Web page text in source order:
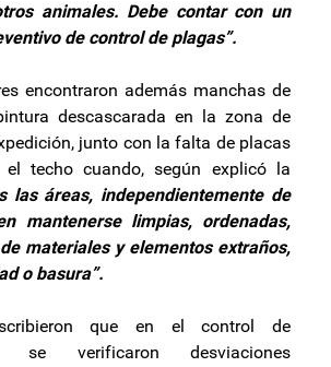
animales. Debe contar con un
de control de plagas”.
encontraron además manchas de
descascarada en la zona de
junto con la falta de placas
techo cuando, según explicó la
las áreas, independientemente de
mantenerse limpias, ordenadas,
materiales y elementos extraños,
o basura”.
que en el control de
se verificaron desviaciones